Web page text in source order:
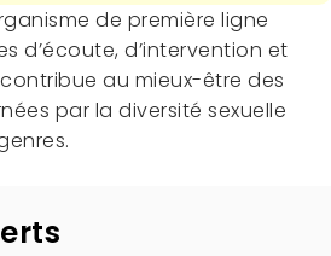
de première ligne
d’écoute, d’intervention et
au mieux-être des
par la diversité sexuelle